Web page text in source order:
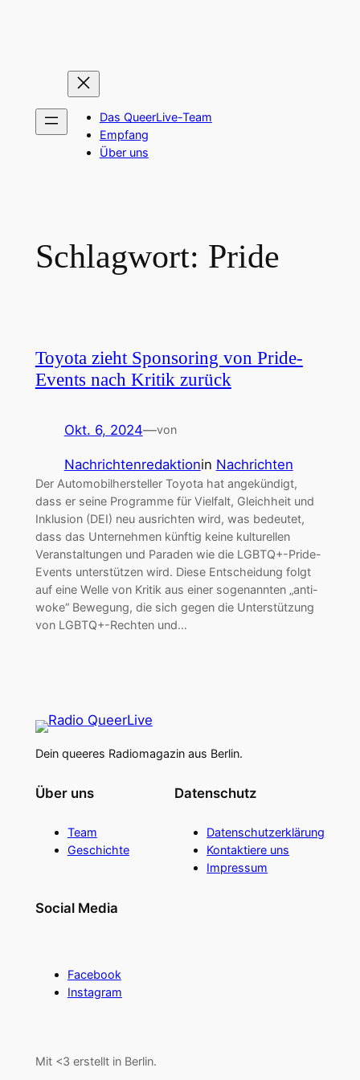
Das QueerLive-Team
Empfang
Über uns
Schlagwort: Pride
Toyota zieht Sponsoring von Pride-
Events nach Kritik zurück
Okt. 6, 2024—von
Nachrichtenredaktionin Nachrichten
Der Automobilhersteller Toyota hat angekündigt,
dass er seine Programme für Vielfalt, Gleichheit und
Inklusion (DEI) neu ausrichten wird, was bedeutet,
dass das Unternehmen künftig keine kulturellen
Veranstaltungen und Paraden wie die LGBTQ+-Pride-
Events unterstützen wird. Diese Entscheidung folgt
auf eine Welle von Kritik aus einer sogenannten „anti-
woke“ Bewegung, die sich gegen die Unterstützung
von LGBTQ+-Rechten und…
Dein queeres Radiomagazin aus Berlin.
Über uns
Team
Geschichte
Datenschutz
Datenschutzerklärung
Kontaktiere uns
Impressum
Social Media
Facebook
Instagram
Mit <3 erstellt in Berlin.